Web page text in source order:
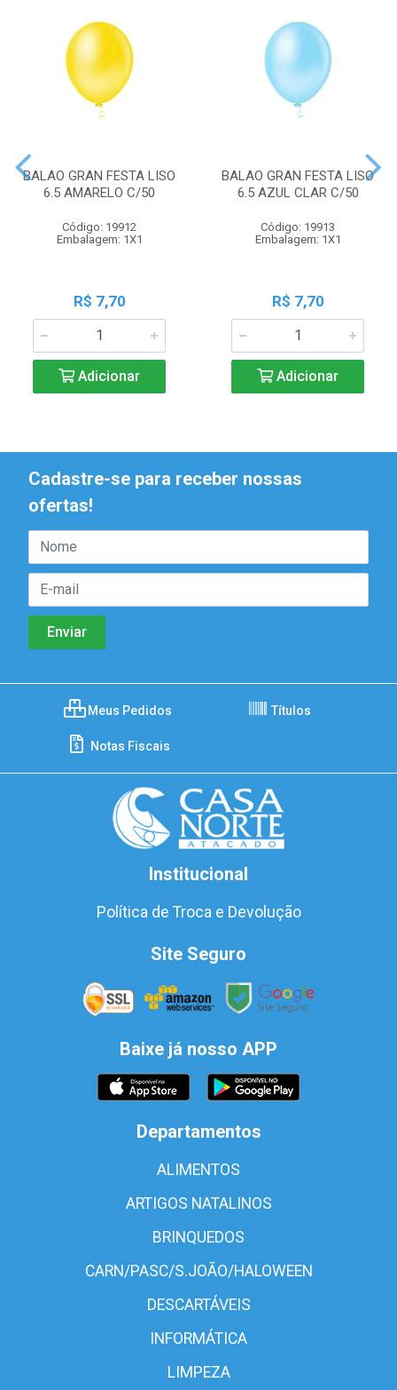
BALAO GRAN FESTA LISO
6.5 AMARELO C/50
Código: 19912
Embalagem: 1X1
R$ 7,70
Adicionar
BALAO GRAN FESTA LISO
6.5 AZUL CLAR C/50
Código: 19913
Embalagem: 1X1
R$ 7,70
Adicionar
Cadastre-se para receber nossas
ofertas!
Meus Pedidos Títulos
Notas Fiscais
Institucional
Política de Troca e Devolução
Site Seguro
Baixe já nosso APP
Departamentos
ALIMENTOS
ARTIGOS NATALINOS
BRINQUEDOS
CARN/PASC/S.JOÃO/HALOWEEN
DESCARTÁVEIS
INFORMÁTICA
LIMPEZA